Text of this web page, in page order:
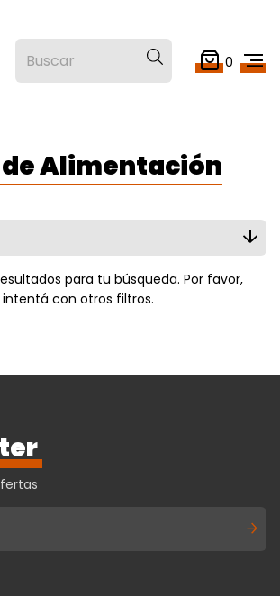
0
Alimentación
para tu búsqueda. Por favor,
intentá con otros filtros.